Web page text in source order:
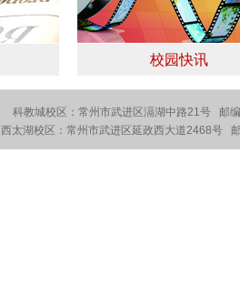
校园快讯
科教城校区：常州市武进区滆湖中路21号 邮
西太湖校区：常州市武进区延政西大道2468号